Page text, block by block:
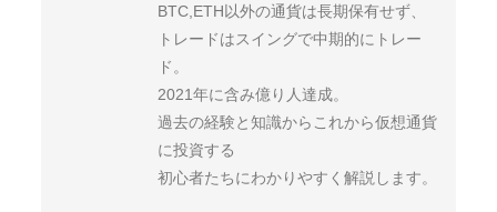
BTC,ETH以外の通貨は長期保有せず、
トレードはスイングで中期的にトレー
ド。
2021年に含み億り人達成。
過去の経験と知識からこれから仮想通貨
に投資する
初心者たちにわかりやすく解説します。